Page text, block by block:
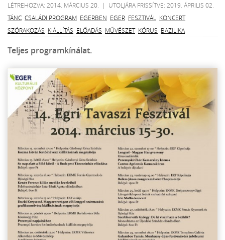
LÉTREHOZVA: 2014. MÁRCIUS 20. | UTOLJÁRA FRISSÍTVE: 2019. ÁPRILIS 02.
TÁNC CSALÁDI PROGRAM EGERBEN EGER FESZTIVÁL
KONCERT
SZÓRAKOZÁS KIÁLLÍTÁS ELŐADÁS MŰVÉSZET KÓRUS BAZILIKA
Teljes programkínálat.